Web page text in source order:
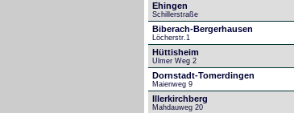
Ehingen
Schillerstraße
Biberach-Bergerhausen
Löcherstr.1
Hüttisheim
Ulmer Weg 2
Dornstadt-Tomerdingen
Maienweg 9
Illerkirchberg
Mahdauweg 20